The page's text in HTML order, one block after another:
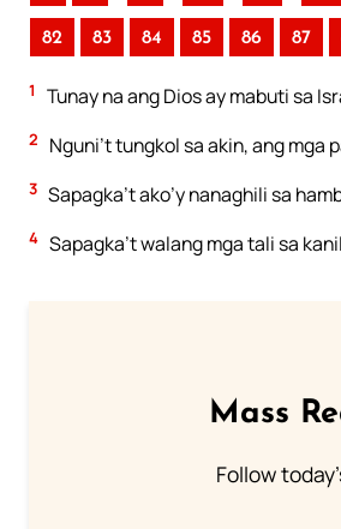
82 83 84 85 86 87
1 Tunay na ang Dios ay mabuti sa
2 Nguni’t tungkol sa akin, ang mga
3 Sapagka’t ako’y nanaghili sa
4 Sapagka’t walang mga tali sa
Mass
Follow